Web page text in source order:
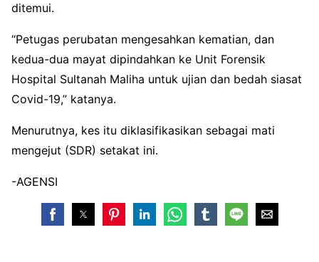
ditemui.
“Petugas perubatan mengesahkan kematian, dan
kedua-dua mayat dipindahkan ke Unit Forensik
Hospital Sultanah Maliha untuk ujian dan bedah siasat
Covid-19,” katanya.
Menurutnya, kes itu diklasifikasikan sebagai mati
mengejut (SDR) setakat ini.
-AGENSI